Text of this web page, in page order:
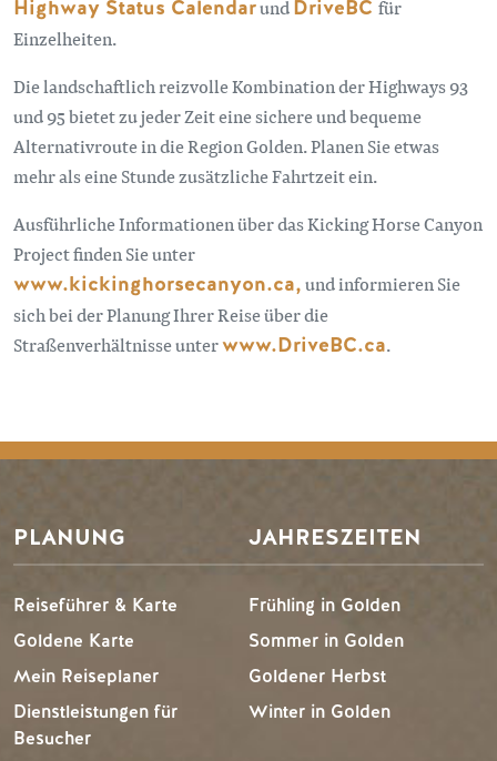
Highway Status CalendarundDriveBC für
Einzelheiten.
Die landschaftlich reizvolle Kombination der Highways 93
und 95 bietet zu jeder Zeit eine sichere und bequeme
Alternativroute in die Region Golden. Planen Sie etwas
mehr als eine Stunde zusätzliche Fahrtzeit ein.
Ausführliche Informationen über das Kicking Horse Canyon
Project finden Sie unter
www.kickinghorsecanyon.ca,und informieren Sie
sich bei der Planung Ihrer Reise über die
Straßenverhältnisse unterwww.DriveBC.ca.
PLANUNG
Reiseführer & Karte
Goldene Karte
Mein Reiseplaner
Dienstleistungen für
Besucher
JAHRESZEITEN
Frühling in Golden
Sommer in Golden
Goldener Herbst
Winter in Golden